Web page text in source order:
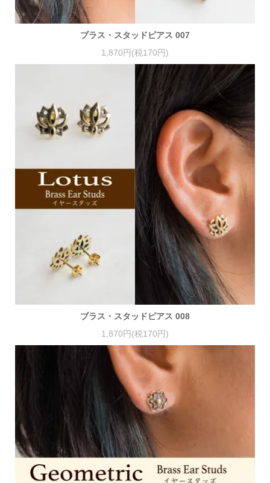
ブラス・スタッドピアス 007
1,870円(税170円)
ブラス・スタッドピアス 008
1,870円(税170円)